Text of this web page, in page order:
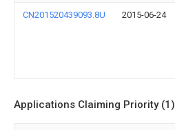
CN201520439093.8U 2015-06-24
Applications Claiming Priority (1)